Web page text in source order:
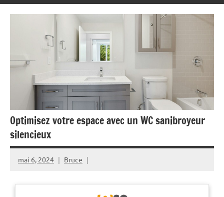
Optimisez votre espace avec un WC sanibroyeur
silencieux
mai 6, 2024 Bruce